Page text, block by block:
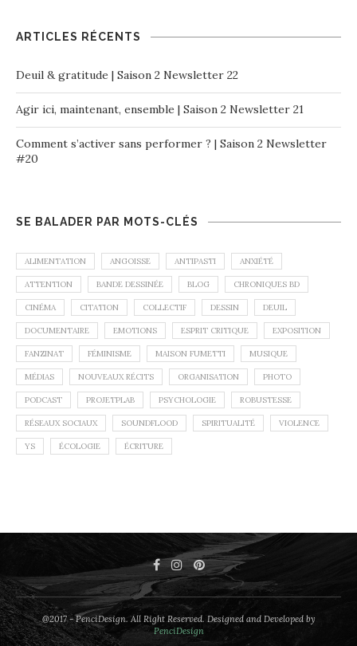
ARTICLES RÉCENTS
Deuil & gratitude | Saison 2 Newsletter 22
Agir ici, maintenant, ensemble | Saison 2 Newsletter 21
Comment s’activer sans performer ? | Saison 2 Newsletter
#20
SE BALADER PAR MOTS-CLÉS
ALIMENTATION ANGOISSE ANTIPASTI ANXIÉTÉ
ATTENTION BANDE DESSINÉE BLOG CHRONIQUES BD
CINÉMA CITATION COLLECTIF DESSIN DEUIL
DOCUMENTAIRE EMOTIONS ESPRIT CRITIQUE EXPOSITION
FANZINAT FÉMINISME MAISON FUMETTI MUSIQUE
MÉDIAS NOUVEAUX RÉCITS ORGANISATION PHOTO
PODCAST PROJETPLAB PSYCHOLOGIE ROBUSTESSE
RÉSEAUX SOCIAUX SOUNDFLOOD SPIRITUALITÉ VIOLENCE
YS ÉCOLOGIE ÉCRITURE
@2017 - PenciDesign. All Right Reserved. Designed and Developed by
PenciDesign